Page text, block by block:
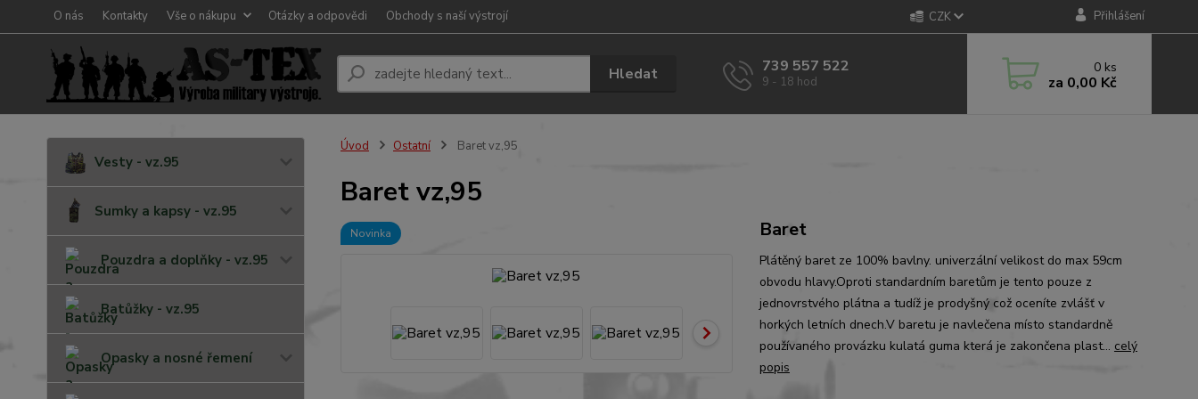
O nás Kontakty Vše o nákupu Otázky a odpovědi Obchody s naší výstrojí CZK Přihlášení
Hledat 739 557 522
9 - 18 hod
0 ks
za 0,00 Kč
Vesty - vz.95
Sumky a kapsy - vz.95
Pouzdra a doplňky - vz.95
Batůžky - vz.95
Opasky a nosné řemení
Úvod Ostatní Baret vz,95
Baret vz,95
Novinka Baret
Plátěný baret ze 100% bavlny. univerzální velikost do max 59cm
obvodu hlavy.Oproti standardním baretům je tento pouze z
jednovrstvého plátna a tudíž je prodyšný což oceníte zvlášť v
horkých letních dnech.V baretu je navlečena místo standardně
používaného provázku kulatá guma která je zakončena plast... celý
popis